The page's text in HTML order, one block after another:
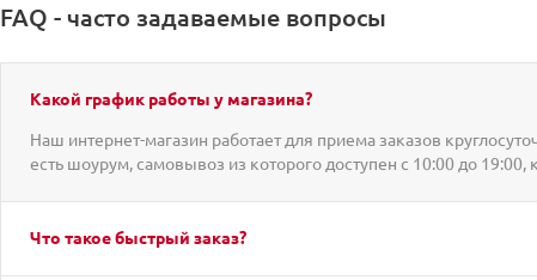
FAQ - часто задаваемые вопросы
Какой график работы у магазина?
Наш интернет-магазин работает для приема заказов
есть шоурум, самовывоз из которого доступен с 10:00 до
Что такое быстрый заказ?